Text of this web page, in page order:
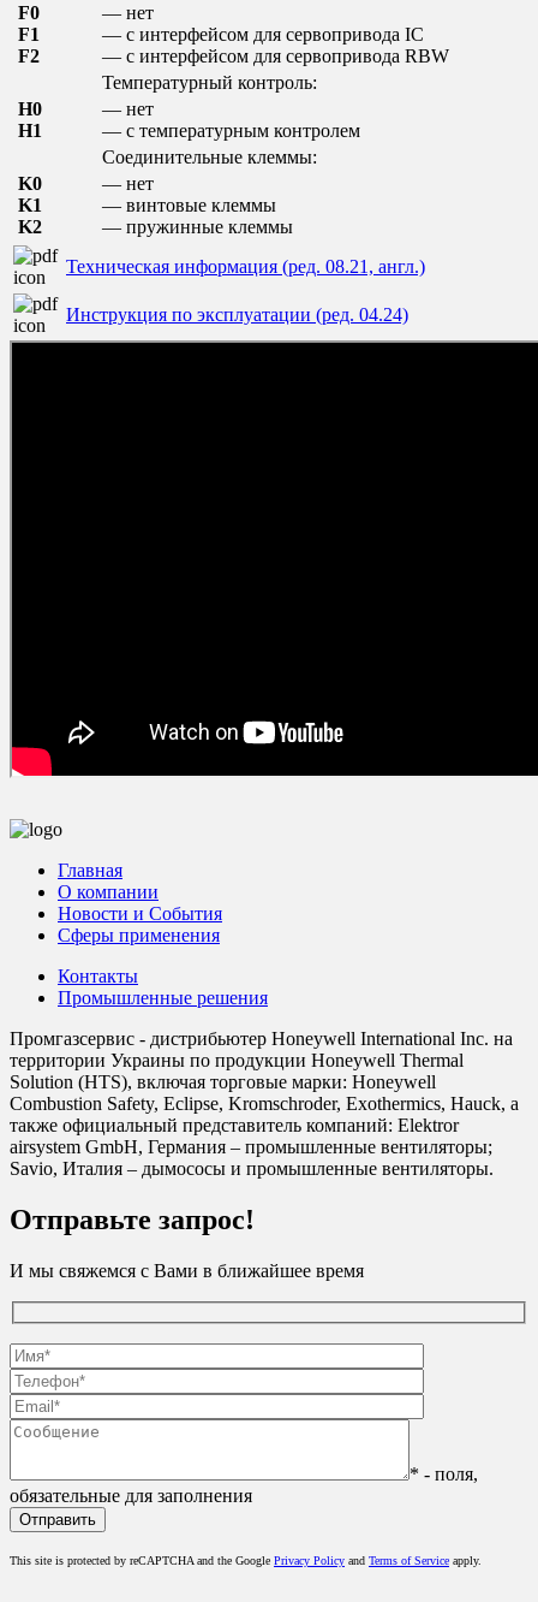
F0
F1
F2
— нет
— с интерфейсом для сервопривода IC
— с интерфейсом для сервопривода RBW
Температурный контроль:
H0
H1
— нет
— с температурным контролем
Соединительные клеммы:
K0
K1
K2
— нет
— винтовые клеммы
— пружинные клеммы
Техническая информация (ред. 08.21, англ.)
Инструкция по эксплуатации (ред. 04.24)
Главная
О компании
Новости и События
Сферы применения
Контакты
Промышленные решения
Промгазсервис - дистрибьютер Honeywell International Inc. на
территории Украины по продукции Honeywell Thermal
Solution (HTS), включая торговые марки: Honeywell
Combustion Safety, Eclipse, Kromschroder, Exothermics, Hauck, а
также официальный представитель компаний: Elektror
airsystem GmbH, Германия – промышленные вентиляторы;
Savio, Италия – дымососы и промышленные вентиляторы.
Отправьте запрос!
И мы свяжемся с Вами в ближайшее время
* - поля,
обязательные для заполнения
This site is protected by reCAPTCHA and the Google Privacy Policy and Terms of Service apply.